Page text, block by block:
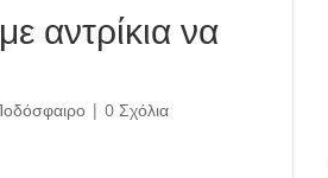
αντρίκια να
| 0 Σχόλια